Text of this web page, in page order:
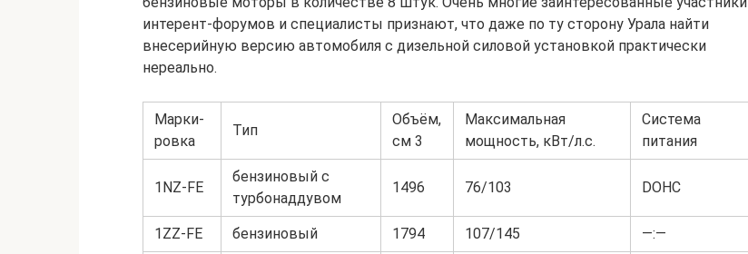
интерент-форумов и специалисты признают, что даже по ту сторону Урала найти
внесерийную версию автомобиля с дизельной силовой установкой практически
нереально.
Марки-
ровка
Тип
Объём,
см 3
Максимальная
мощность, кВт/л.с.
Система
питания
1NZ-FE
бензиновый с
турбонаддувом
1496 76/103 DOHC
1ZZ-FE бензиновый 1794 107/145 —:—